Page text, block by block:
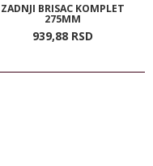
ZADNJI BRISAC KOMPLET
275MM
939,88 RSD